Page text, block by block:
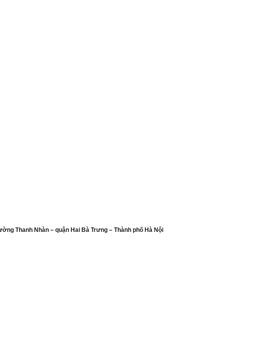
Thanh Nhàn – quận Hai Bà Trưng – Thành phố Hà Nội